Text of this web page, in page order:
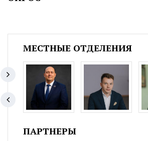
МЕСТНЫЕ ОТДЕЛЕНИЯ
ПАРТНЕРЫ